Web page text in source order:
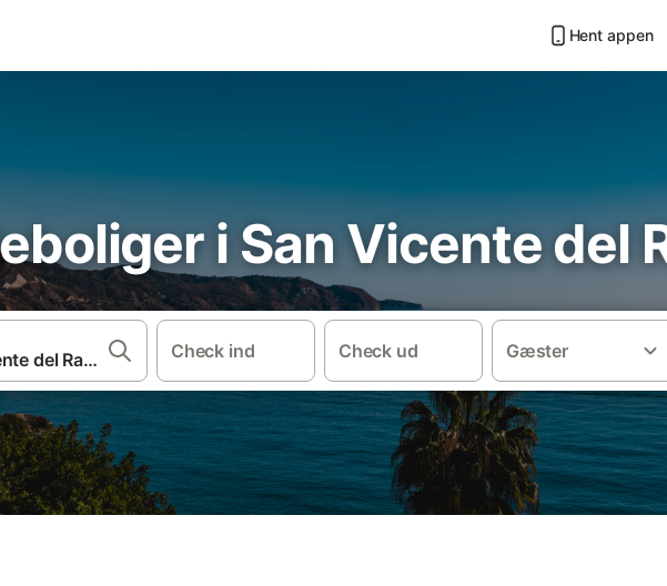
Hent appen
i San Vicente del
Check ind Check ud Gæster